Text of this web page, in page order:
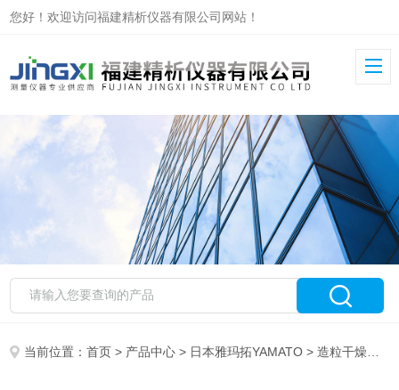
您好！欢迎访问福建精析仪器有限公司网站！
当前位置：首页 > 产品中心 > 日本雅玛拓YAMATO >造粒干燥装置